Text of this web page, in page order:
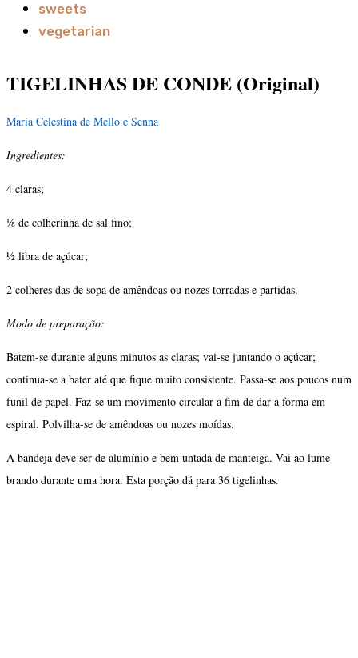
sweets
vegetarian
TIGELINHAS DE CONDE (Original)
Maria Celestina de Mello e Senna
Ingredientes:
4 claras;
⅛ de colherinha de sal fino;
½ libra de açúcar;
2 colheres das de sopa de amêndoas ou nozes torradas e par­tidas.
Modo de preparação:
Batem-se durante alguns minutos as claras; vai-se juntando o açúcar;
continua-se a bater até que fique muito consistente. Pas­sa-se aos poucos num
funil de papel. Faz-se um movimento cir­cular a fim de dar a forma em
espiral. Polvilha-se de amêndoas ou nozes moídas.
A bandeja deve ser de alumínio e bem untada de manteiga. Vai ao lume
brando durante uma hora. Esta porção dá para 36 tigelinhas.